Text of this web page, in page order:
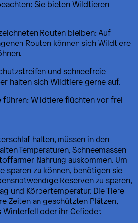
Sie bieten Wildtieren
Routen bleiben: Auf
Routen können sich Wildtiere
und schneefreie
halten sich Wildtiere gerne auf.
führen: Wildtiere flüchten vor frei
halten, müssen in den
Temperaturen, Schneemassen
Nahrung auskommen. Um
sparen zu können, benötigen sie
Reserven zu sparen,
und Körpertemperatur. Die Tiere
Zeiten an geschützten Plätzen,
oder ihr Gefieder.